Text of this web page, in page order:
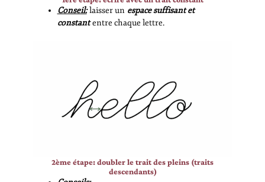
Conseil: laisser un espace suffisant et
constant entre chaque lettre.
2ème étape: doubler le trait des pleins (traits
descendants)